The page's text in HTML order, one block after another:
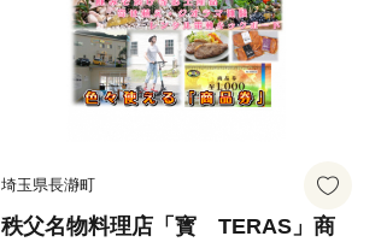
埼玉県長瀞町
秩父名物料理店「寳 TERAS」商